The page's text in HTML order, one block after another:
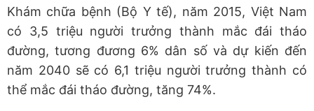
Khám chữa bệnh (Bộ Y tế), năm 2015, Việt Nam
có 3,5 triệu người trưởng thành mắc đái tháo
đường, tương đương 6% dân số và dự kiến đến
năm 2040 sẽ có 6,1 triệu người trưởng thành có
thể mắc đái tháo đường, tăng 74%.